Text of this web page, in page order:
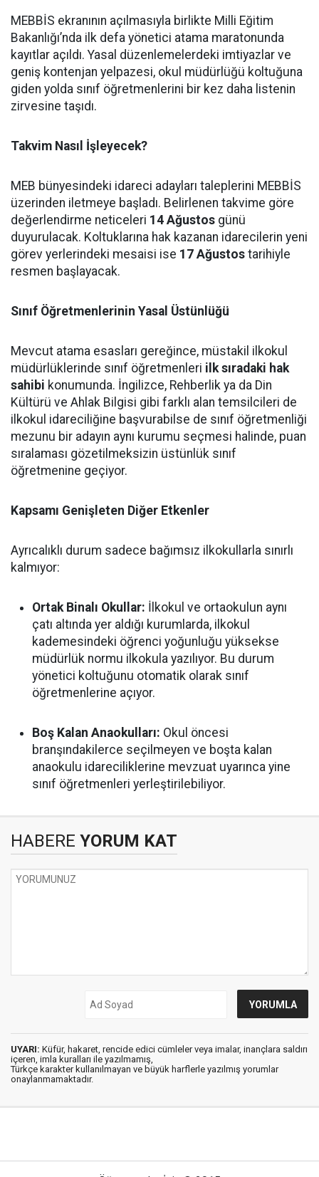
MEBBİS ekranının açılmasıyla birlikte Milli Eğitim
Bakanlığı’nda ilk defa yönetici atama maratonunda
kayıtlar açıldı. Yasal düzenlemelerdeki imtiyazlar ve
geniş kontenjan yelpazesi, okul müdürlüğü koltuğuna
giden yolda sınıf öğretmenlerini bir kez daha listenin
zirvesine taşıdı.
Takvim Nasıl İşleyecek?
MEB bünyesindeki idareci adayları taleplerini MEBBİS
üzerinden iletmeye başladı. Belirlenen takvime göre
değerlendirme neticeleri 14 Ağustos günü
duyurulacak. Koltuklarına hak kazanan idarecilerin yeni
görev yerlerindeki mesaisi ise 17 Ağustos tarihiyle
resmen başlayacak.
Sınıf Öğretmenlerinin Yasal Üstünlüğü
Mevcut atama esasları gereğince, müstakil ilkokul
müdürlüklerinde sınıf öğretmenleri ilk sıradaki hak
sahibi konumunda. İngilizce, Rehberlik ya da Din
Kültürü ve Ahlak Bilgisi gibi farklı alan temsilcileri de
ilkokul idareciliğine başvurabilse de sınıf öğretmenliği
mezunu bir adayın aynı kurumu seçmesi halinde, puan
sıralaması gözetilmeksizin üstünlük sınıf
öğretmenine geçiyor.
Kapsamı Genişleten Diğer Etkenler
Ayrıcalıklı durum sadece bağımsız ilkokullarla sınırlı
kalmıyor:
Ortak Binalı Okullar: İlkokul ve ortaokulun aynı
çatı altında yer aldığı kurumlarda, ilkokul
kademesindeki öğrenci yoğunluğu yüksekse
müdürlük normu ilkokula yazılıyor. Bu durum
yönetici koltuğunu otomatik olarak sınıf
öğretmenlerine açıyor.
Boş Kalan Anaokulları: Okul öncesi
branşındakilerce seçilmeyen ve boşta kalan
anaokulu idareciliklerine mevzuat uyarınca yine
sınıf öğretmenleri yerleştirilebiliyor.
HABERE YORUM KAT
UYARI: Küfür, hakaret, rencide edici cümleler veya imalar, inançlara saldırı
içeren, imla kuralları ile yazılmamış,
Türkçe karakter kullanılmayan ve büyük harflerle yazılmış yorumlar
onaylanmamaktadır.